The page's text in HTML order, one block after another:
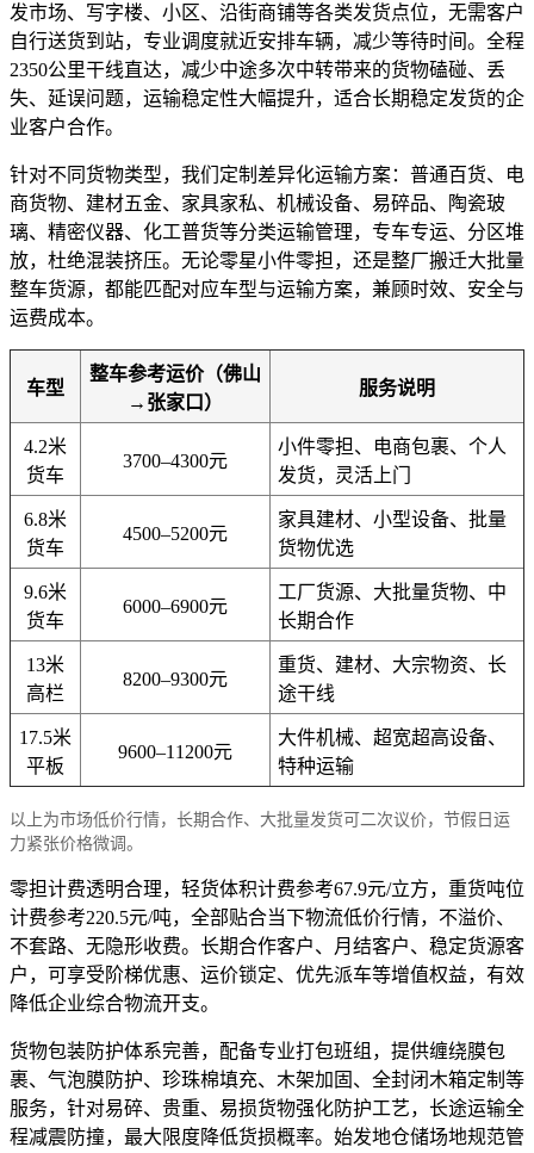
发市场、写字楼、小区、沿街商铺等各类发货点位，无需客户
自行送货到站，专业调度就近安排车辆，减少等待时间。全程
2350公里干线直达，减少中途多次中转带来的货物磕碰、丢
失、延误问题，运输稳定性大幅提升，适合长期稳定发货的企
业客户合作。
针对不同货物类型，我们定制差异化运输方案：普通百货、电
商货物、建材五金、家具家私、机械设备、易碎品、陶瓷玻
璃、精密仪器、化工普货等分类运输管理，专车专运、分区堆
放，杜绝混装挤压。无论零星小件零担，还是整厂搬迁大批量
整车货源，都能匹配对应车型与运输方案，兼顾时效、安全与
运费成本。
车型
整车参考运价（佛山
→张家口）
服务说明
4.2米
货车
3700–4300元
小件零担、电商包裹、个人
发货，灵活上门
6.8米
货车
4500–5200元
家具建材、小型设备、批量
货物优选
9.6米
货车
6000–6900元
工厂货源、大批量货物、中
长期合作
13米
高栏
8200–9300元
重货、建材、大宗物资、长
途干线
17.5米
平板
9600–11200元
大件机械、超宽超高设备、
特种运输
以上为市场低价行情，长期合作、大批量发货可二次议价，节假日运
力紧张价格微调。
零担计费透明合理，轻货体积计费参考67.9元/立方，重货吨位
计费参考220.5元/吨，全部贴合当下物流低价行情，不溢价、
不套路、无隐形收费。长期合作客户、月结客户、稳定货源客
户，可享受阶梯优惠、运价锁定、优先派车等增值权益，有效
降低企业综合物流开支。
货物包装防护体系完善，配备专业打包班组，提供缠绕膜包
裹、气泡膜防护、珍珠棉填充、木架加固、全封闭木箱定制等
服务，针对易碎、贵重、易损货物强化防护工艺，长途运输全
程减震防撞，最大限度降低货损概率。始发地仓储场地规范管